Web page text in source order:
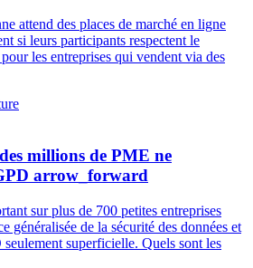
attend des places de marché en ligne
si leurs participants respectent le
les entreprises qui vendent via des
millions de PME ne
arrow_forward
sur plus de 700 petites entreprises
généralisée de la sécurité des données et
superficielle. Quels sont les